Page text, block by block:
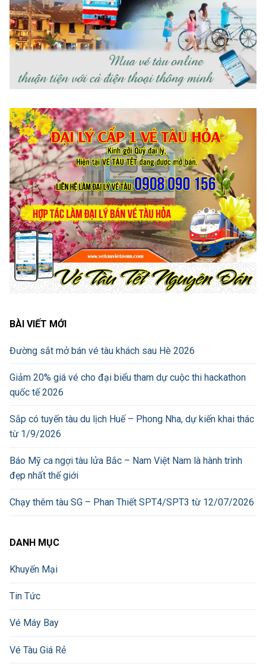
BÀI VIẾT MỚI
Đường sắt mở bán vé tàu khách sau Hè 2026
Giảm 20% giá vé cho đại biểu tham dự cuộc thi hackathon
quốc tế 2026
Sắp có tuyến tàu du lịch Huế – Phong Nha, dự kiến khai thác
từ 1/9/2026
Báo Mỹ ca ngợi tàu lửa Bắc – Nam Việt Nam là hành trình
đẹp nhất thế giới
Chạy thêm tàu SG – Phan Thiết SPT4/SPT3 từ 12/07/2026
DANH MỤC
Khuyến Mại
Tin Tức
Vé Máy Bay
Vé Tàu Giá Rẻ